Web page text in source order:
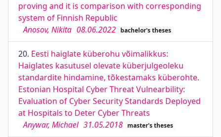
proving and it is comparison with corresponding
system of Finnish Republic
Anosov, Nikita 08.06.2022 bachelor's theses
20. Eesti haiglate küberohu võimalikkus:
Haiglates kasutusel olevate küberjulgeoleku
standardite hindamine, tõkestamaks küberohte.
Estonian Hospital Cyber Threat Vulnearbility:
Evaluation of Cyber Security Standards Deployed
at Hospitals to Deter Cyber Threats
Anywar, Michael 31.05.2018 master's theses